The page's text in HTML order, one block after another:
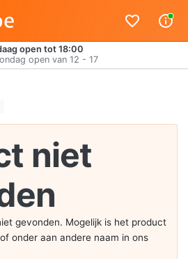
open tot 18:00
open van 12 - 17
niet
gevonden. Mogelijk is het product
onder aan andere naam in ons